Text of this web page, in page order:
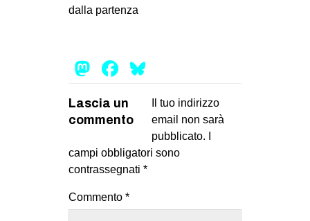
dalla partenza
Mastodon
Facebook
Lascia un
commento
Il tuo indirizzo
email non sarà
pubblicato.
campi obbligatori sono
contrassegnati *
Commento *